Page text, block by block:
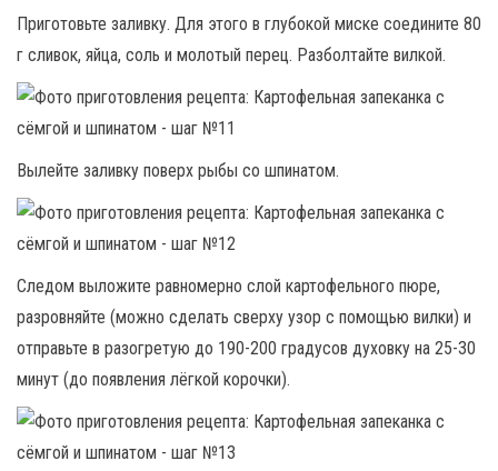
Приготовьте заливку. Для этого в глубокой миске соедините 80
г сливок, яйца, соль и молотый перец. Разболтайте вилкой.
Вылейте заливку поверх рыбы со шпинатом.
Следом выложите равномерно слой картофельного пюре,
разровняйте (можно сделать сверху узор с помощью вилки) и
отправьте в разогретую до 190-200 градусов духовку на 25-30
минут (до появления лёгкой корочки).